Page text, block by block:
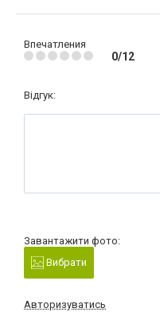
Впечатления
0/12
Відгук:
Завантажити фото:
Вибрати
Авторизуватись